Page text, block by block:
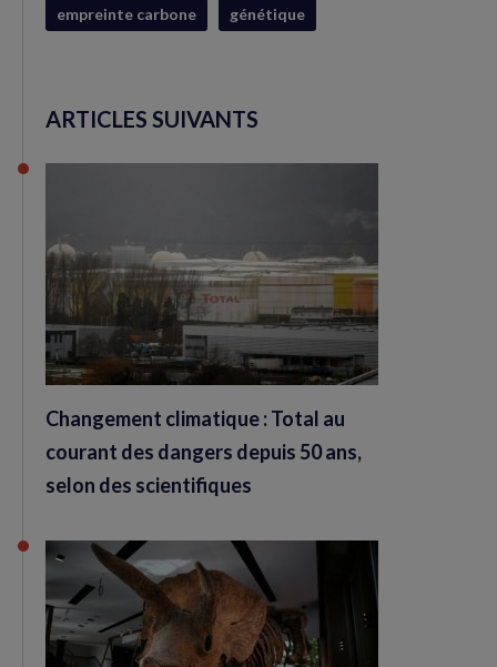
empreinte carbone génétique
ARTICLES SUIVANTS
Changement climatique : Total au
courant des dangers depuis 50 ans,
selon des scientifiques